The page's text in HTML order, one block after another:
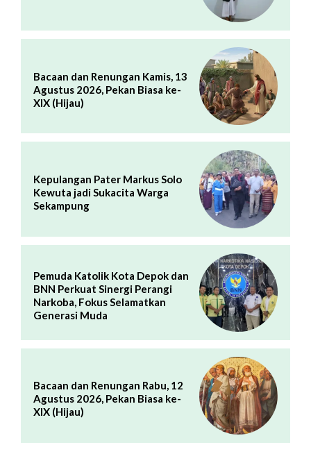
Bacaan dan Renungan Kamis, 13
Agustus 2026, Pekan Biasa ke-
XIX (Hijau)
Kepulangan Pater Markus Solo
Kewuta jadi Sukacita Warga
Sekampung
Pemuda Katolik Kota Depok dan
BNN Perkuat Sinergi Perangi
Narkoba, Fokus Selamatkan
Generasi Muda
Bacaan dan Renungan Rabu, 12
Agustus 2026, Pekan Biasa ke-
XIX (Hijau)